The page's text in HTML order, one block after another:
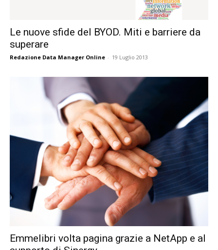
Le nuove sfide del BYOD. Miti e barriere da
superare
Redazione Data Manager Online - 19 Luglio 2013
Emmelibri volta pagina grazie a NetApp e al